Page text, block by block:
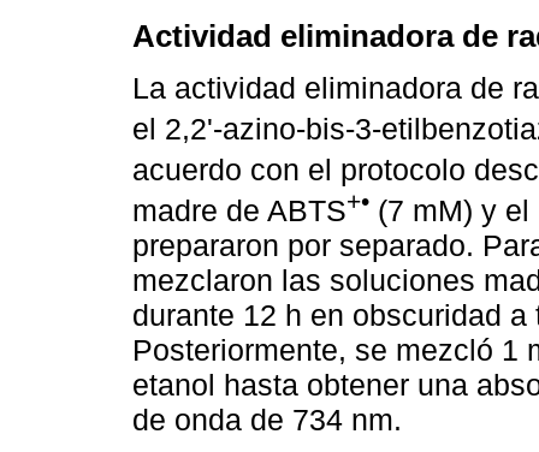
Actividad eliminadora de
La actividad eliminadora de
el 2,2'-azino-bis-3-
acuerdo con el protocolo
madre de ABTS+• (7 mM) y
prepararon por separado.
mezclaron las soluciones
durante 12 h en obscuridad
Posteriormente, se mezcló 1
etanol hasta obtener una
de onda de 734 nm.